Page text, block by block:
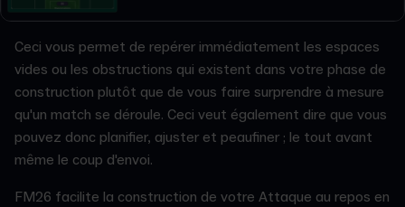
Ceci vous permet de repérer immédiatement les espaces
vides ou les obstructions qui existent dans votre phase de
construction plutôt que de vous faire surprendre à mesure
qu'un match se déroule. Ceci veut également dire que vous
pouvez donc planifier, ajuster et peaufiner ; le tout avant
même le coup d'envoi.
FM26 facilite la construction de votre Attaque au repos en